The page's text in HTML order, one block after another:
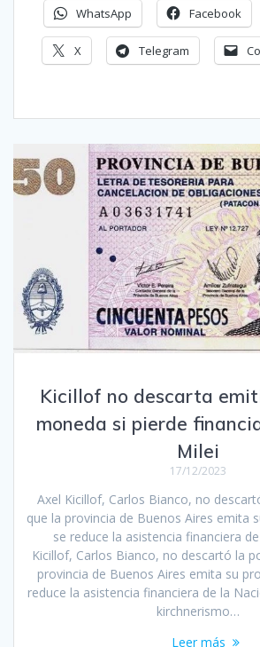
WhatsApp Facebook
X Telegram
Kicillof no descarta
moneda si pierde
Milei
17/12/2023
Axel Kicillof, Carlos Bianco, no
que la provincia de Buenos Aires emita
se reduce la asistencia financiera
Kicillof, Carlos Bianco, no descartó la
provincia de Buenos Aires emita su
reduce la asistencia financiera de la
kirchnerismo…
Leer más